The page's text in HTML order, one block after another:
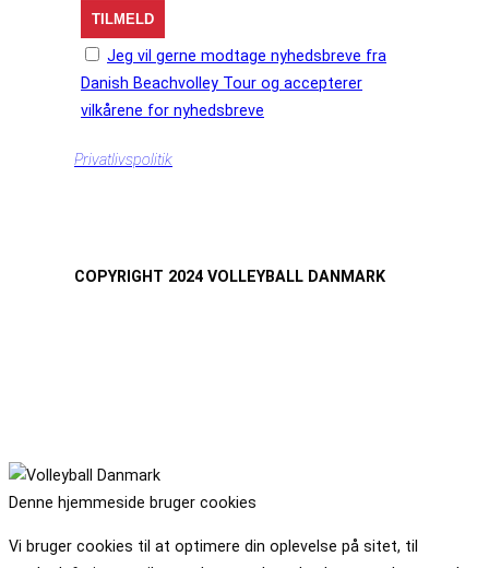
Jeg vil gerne modtage nyhedsbreve fra
Danish Beachvolley Tour og accepterer
vilkårene for nyhedsbreve
Privatlivspolitik
COPYRIGHT 2024 VOLLEYBALL DANMARK
Denne hjemmeside bruger cookies
Vi bruger cookies til at optimere din oplevelse på sitet, til